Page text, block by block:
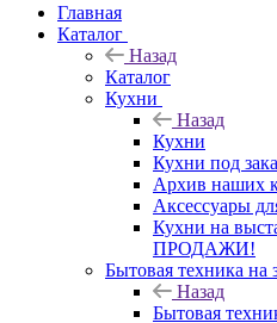
Главная
Каталог
Назад
Каталог
Кухни
Назад
Кухни
Кухни под
Архив наших
Аксессуары
Кухни на
ПРОДАЖИ!
Бытовая техника на
Назад
Бытовая